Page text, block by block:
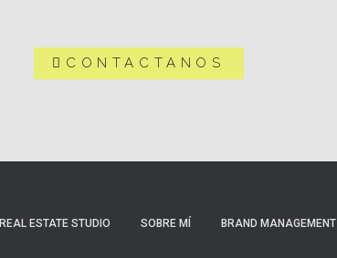
CONTACTANOS
REAL ESTATE STUDIO SOBRE MÍ BRAND MANAGEMENT